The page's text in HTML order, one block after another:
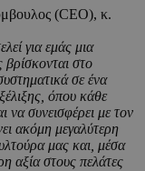
(CEO), κ.
για εμάς μια
βρίσκονται στο
σε ένα
όπου κάθε
να συνεισφέρει με τον
ακόμη μεγαλύτερη
μας και, μέσα
αξία στους πελάτες